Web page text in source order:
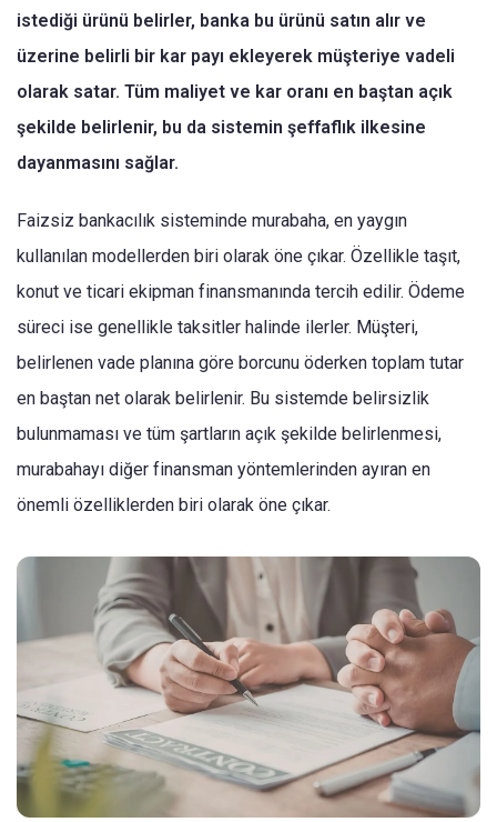
istediği ürünü belirler, banka bu ürünü satın alır ve
üzerine belirli bir kar payı ekleyerek müşteriye vadeli
olarak satar. Tüm maliyet ve kar oranı en baştan açık
şekilde belirlenir, bu da sistemin şeffaflık ilkesine
dayanmasını sağlar.
Faizsiz bankacılık sisteminde murabaha, en yaygın
kullanılan modellerden biri olarak öne çıkar. Özellikle taşıt,
konut ve ticari ekipman finansmanında tercih edilir. Ödeme
süreci ise genellikle taksitler halinde ilerler. Müşteri,
belirlenen vade planına göre borcunu öderken toplam tutar
en baştan net olarak belirlenir. Bu sistemde belirsizlik
bulunmaması ve tüm şartların açık şekilde belirlenmesi,
murabahayı diğer finansman yöntemlerinden ayıran en
önemli özelliklerden biri olarak öne çıkar.